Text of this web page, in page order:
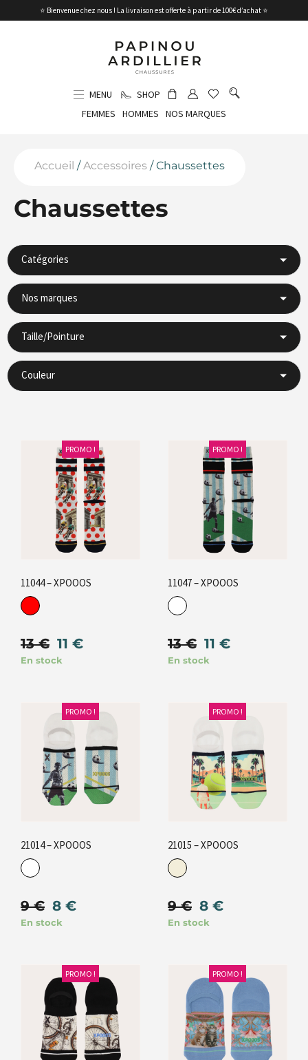
⭐ Bienvenue chez nous ! La livraison est offerte à partir de 100€ d’achat ⭐
MENU
SHOP
FEMMES
HOMMES NOS MARQUES
Accueil /Accessoires / Chaussettes
Chaussettes
Catégories
Nos marques
Taille/Pointure
Couleur
PROMO !
11044 – XPOOOS
13€ 11 €
En stock
PROMO !
11047 – XPOOOS
13€ 11 €
En stock
PROMO !
21014 – XPOOOS
9€ 8 €
En stock
PROMO !
21015 – XPOOOS
9€ 8 €
En stock
PROMO ! PROMO !